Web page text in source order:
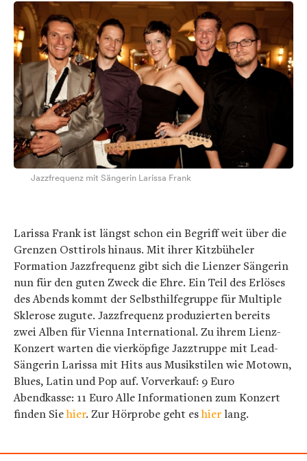
Jazzfrequenz mit Sängerin Larissa Frank
Larissa Frank ist längst schon ein Begriff weit über die
Grenzen Osttirols hinaus. Mit ihrer Kitzbüheler
Formation Jazzfrequenz gibt sich die Lienzer Sängerin
nun für den guten Zweck die Ehre. Ein Teil des Erlöses
des Abends kommt der Selbsthilfegruppe für Multiple
Sklerose zugute. Jazzfrequenz produzierten bereits
zwei Alben für Vienna International. Zu ihrem Lienz-
Konzert warten die vierköpfige Jazztruppe mit Lead-
Sängerin Larissa mit Hits aus Musikstilen wie Motown,
Blues, Latin und Pop auf. Vorverkauf: 9 Euro
Abendkasse: 11 Euro Alle Informationen zum Konzert
finden Siehier. Zur Hörprobe geht eshierlang.